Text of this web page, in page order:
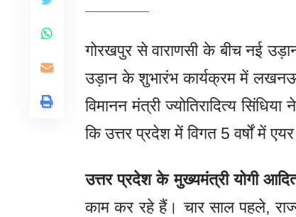
गोरखपुर से वाराणसी के बीच नई
उड़ान के शुभारंभ कार्यक्रम में
विमानन मंत्री ज्योतिरादित्य
कि उत्तर प्रदेश में विगत 5 वर्षों में
उत्तर प्रदेश के मुख्यमंत्री योगी
काम कर रहे हैं। चार साल पहले,